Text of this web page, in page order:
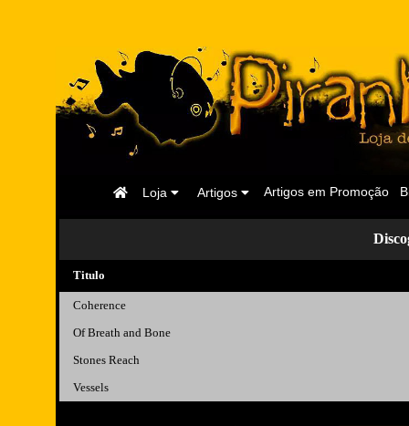
Artigos em Promoção
Artigos
Loja
Página
Titulo
Coherence
Of Breath and Bone
Stones Reach
Vessels